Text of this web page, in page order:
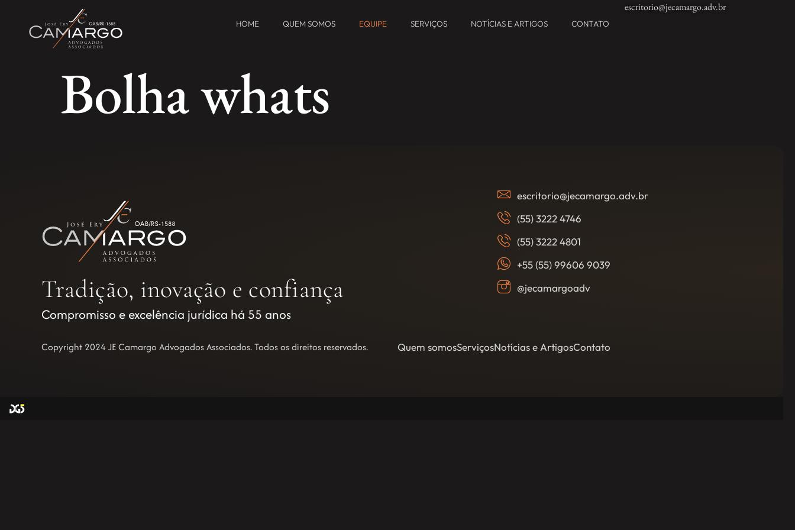
HOME QUEM SOMOS EQUIPE SERVIÇOS NOTÍCIAS E ARTIGOS CONTATO
escritorio@jecamargo.adv.br
Bolha whats
Tradição, inovação e confiança
Compromisso e excelência jurídica há 55 anos
escritorio@jecamargo.adv.br
(55) 3222 4746
(55) 3222 4801
+55 (55) 99606 9039
@jecamargoadv
Copyright 2024 JE Camargo Advogados Associados. Todos os direitos reservados. Quem somosServiçosNotícias e ArtigosContato